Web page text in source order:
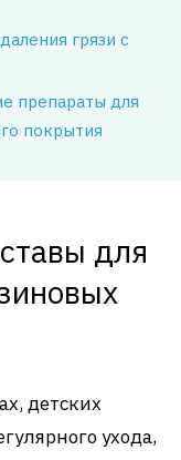
грязи с
препараты для
покрытия
для
детских
ухода,